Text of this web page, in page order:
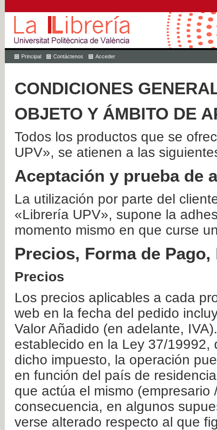
Principal Contáctenos Acceder
CONDICIONES
OBJETO Y ÁMBITO DE
Todos los productos que se
UPV», se atienen a las
Aceptación y prueba de
La utilización por parte del
«Librería UPV», supone la
momento mismo en que curse
Precios, Forma de
Precios
Los precios aplicables a cada
web en la fecha del pedido
Valor Añadido (en adelante,
establecido en la Ley 37/
dicho impuesto, la operación
en función del país de
que actúa el mismo
consecuencia, en algunos
verse alterado respecto al que